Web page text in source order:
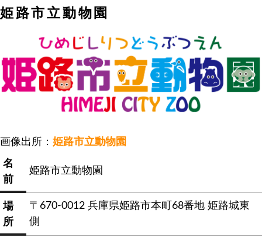
姫路市立動物園
画像出所： 姫路市立動物園
名
前
姫路市立動物園
場
所
〒670-0012 兵庫県姫路市本町68番地 姫路城東
側